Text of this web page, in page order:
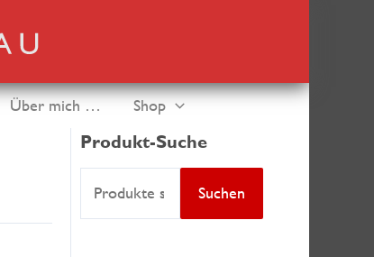
Über mich … Shop
Produkt-Suche
Suchen